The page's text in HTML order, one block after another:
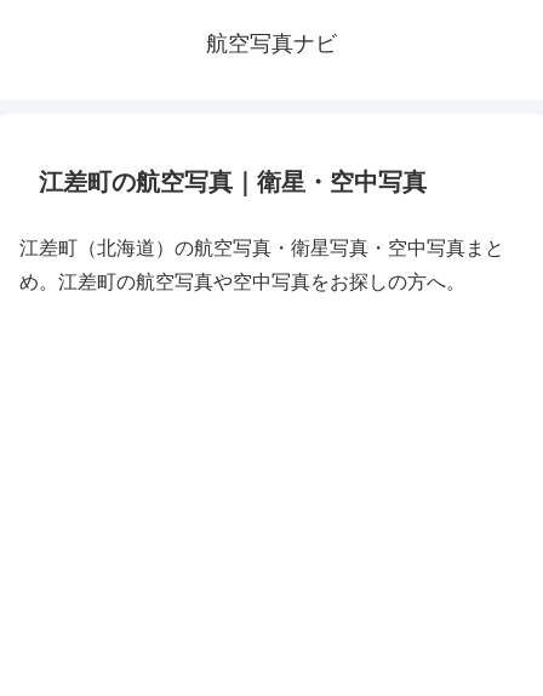
航空写真ナビ
江差町の航空写真｜衛星・空中写真
江差町（北海道）の航空写真・衛星写真・空中写真まと
め。江差町の航空写真や空中写真をお探しの方へ。